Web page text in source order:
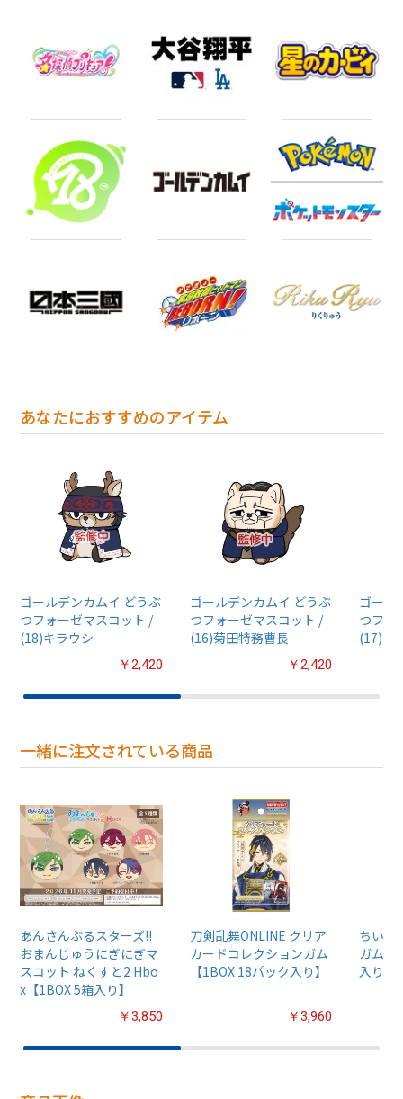
あなたにおすすめのアイテム
ゴールデンカムイ どうぶ
つフォーゼマスコット /
(18)キラウシ
￥2,420
ゴールデンカムイ どうぶ
つフォーゼマスコット /
(16)菊田特務曹長
￥2,420
ゴール
つフォ
(17)有
一緒に注文されている商品
あんさんぶるスターズ!!
おまんじゅうにぎにぎマ
スコット ねくすと2 Hbo
x【1BOX 5箱入り】
￥3,850
刀剣乱舞ONLINE クリア
カードコレクションガム
【1BOX 18パック入り】
￥3,960
ちいか
ガム4
入り】